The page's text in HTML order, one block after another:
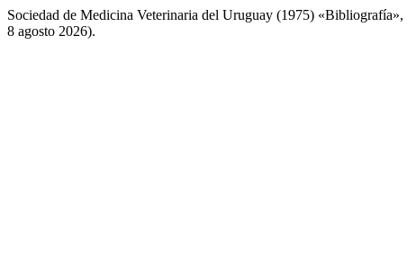
Sociedad de Medicina Veterinaria del Uruguay (1975) «Bibliografía»,
8 agosto 2026).